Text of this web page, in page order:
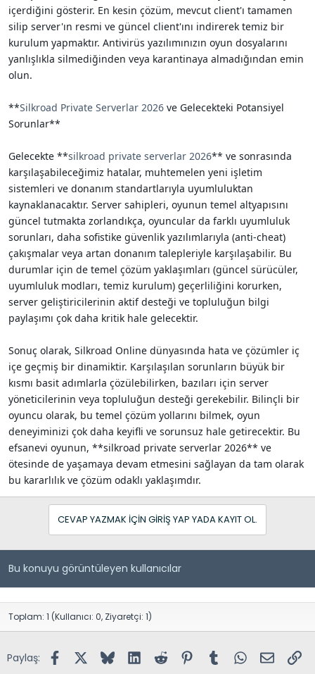
içerdiğini gösterir. En kesin çözüm, mevcut client'ı tamamen
silip server'ın resmi ve güncel client'ını indirerek temiz bir
kurulum yapmaktır. Antivirüs yazılımınızın oyun dosyalarını
yanlışlıkla silmediğinden veya karantinaya almadığından emin
olun.
**Silkroad Private Serverlar 2026 ve Gelecekteki Potansiyel
Sorunlar**
Gelecekte **silkroad private serverlar 2026** ve sonrasında
karşılaşabileceğimiz hatalar, muhtemelen yeni işletim
sistemleri ve donanım standartlarıyla uyumluluktan
kaynaklanacaktır. Server sahipleri, oyunun temel altyapısını
güncel tutmakta zorlandıkça, oyuncular da farklı uyumluluk
sorunları, daha sofistike güvenlik yazılımlarıyla (anti-cheat)
çakışmalar veya artan donanım talepleriyle karşılaşabilir. Bu
durumlar için de temel çözüm yaklaşımları (güncel sürücüler,
uyumluluk modları, temiz kurulum) geçerliliğini korurken,
server geliştiricilerinin aktif desteği ve topluluğun bilgi
paylaşımı çok daha kritik hale gelecektir.
Sonuç olarak, Silkroad Online dünyasında hata ve çözümler iç
içe geçmiş bir dinamiktir. Karşılaşılan sorunların büyük bir
kısmı basit adımlarla çözülebilirken, bazıları için server
yöneticilerinin veya topluluğun desteği gerekebilir. Bilinçli bir
oyuncu olarak, bu temel çözüm yollarını bilmek, oyun
deneyiminizi çok daha keyifli ve sorunsuz hale getirecektir. Bu
efsanevi oyunun, **silkroad private serverlar 2026** ve
ötesinde de yaşamaya devam etmesini sağlayan da tam olarak
bu kararlılık ve çözüm odaklı yaklaşımdır.
CEVAP YAZMAK IÇIN GIRIŞ YAP YADA KAYIT OL.
Bu konuyu görüntüleyen kullanıcılar
Toplam: 1 (Kullanıcı: 0, Ziyaretçi: 1)
Paylaş: FacebookX (Twitter)
BlueskyLinkedInReddit PinterestTumblr WhatsApp
E-posta